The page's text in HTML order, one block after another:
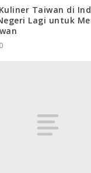
Taiwan di
Lagi untuk